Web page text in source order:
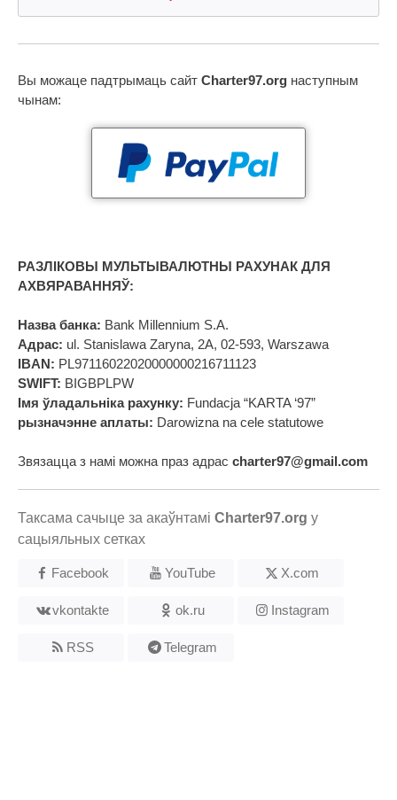
Вы можаце падтрымаць сайт Charter97.org наступным
чынам:
РАЗЛІКОВЫ МУЛЬТЫВАЛЮТНЫ РАХУНАК ДЛЯ
АХВЯРАВАННЯЎ:
Назва банка: Bank Millennium S.A.
Адрас: ul. Stanislawa Zaryna, 2A, 02-593, Warszawa
IBAN: PL97116022020000000216711123
SWIFT: BIGBPLPW
Імя ўладальніка рахунку: Fundacja “KARTA ‘97”
рызначэнне аплаты: Darowizna na cele statutowe
Звязацца з намі можна праз адрас charter97@gmail.com
Таксама сачыце за акаўнтамі Charter97.org у
сацыяльных сетках
Facebook YouTube X.com
vkontakte ok.ru Instagram
RSS Telegram